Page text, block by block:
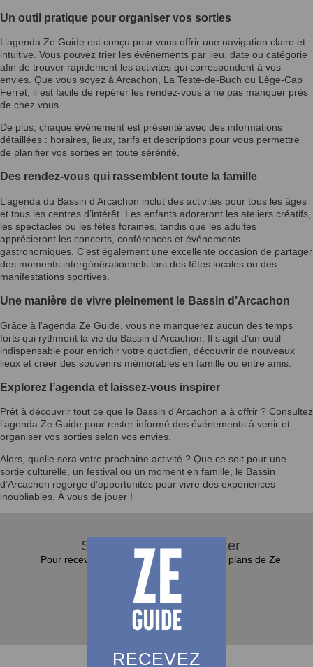
RECEVEZ
Un outil pratique pour organiser vos sorties
L’agenda Ze Guide est conçu pour vous offrir une navigation claire et
intuitive. Vous pouvez trier les événements par lieu, date ou catégorie
afin de trouver rapidement les activités qui correspondent à vos
envies. Que vous soyez à Arcachon, La Teste-de-Buch ou Lège-Cap
Ferret, il est facile de repérer les rendez-vous à ne pas manquer près
de chez vous.
De plus, chaque événement est présenté avec des informations
détaillées : horaires, lieux, tarifs et descriptions pour vous permettre
de planifier vos sorties en toute sérénité.
Des rendez-vous qui rassemblent toute la famille
L’agenda du Bassin d’Arcachon inclut des activités pour tous les âges
et tous les centres d’intérêt. Les enfants adoreront les ateliers créatifs,
les spectacles ou les fêtes foraines, tandis que les adultes
apprécieront les concerts, conférences et événements
gastronomiques. C’est également une excellente occasion de partager
des moments intergénérationnels lors des fêtes locales ou des
manifestations sportives.
Une manière de vivre pleinement le Bassin d’Arcachon
Grâce à l’agenda Ze Guide, vous ne manquerez aucun des temps
forts qui rythment la vie du Bassin d’Arcachon. Il s’agit d’un outil
indispensable pour enrichir votre quotidien, découvrir de nouveaux
lieux et créer des souvenirs mémorables en famille ou entre amis.
Explorez l’agenda et laissez-vous inspirer
Prêt à découvrir tout ce que le Bassin d’Arcachon a à offrir ? Consultez
l’agenda Ze Guide pour rester informé des événements à venir et
organiser vos sorties selon vos envies.
Alors, quelle sera votre prochaine activité ? Que ce soit pour une
sortie culturelle, un festival ou un moment en famille, le Bassin
d’Arcachon regorge d’opportunités pour vivre des expériences
inoubliables. À vous de jouer !
S'abonner à la Newsletter
Pour recevoir toutes les actualités et bons plans de Ze
Guide dans sa boite e-mail :
S'abonner